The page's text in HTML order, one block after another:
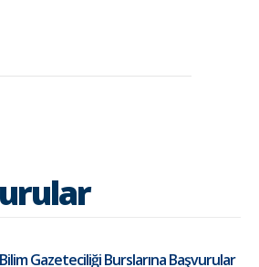
Gazeteciliği Burslarına Başvurular